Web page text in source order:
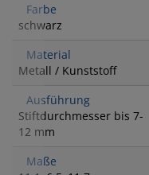
Farbe
schwarz
Material
Metall / Kunststoff
Ausführung
Stiftdurchmesser bis 7-
12 mm
Maße